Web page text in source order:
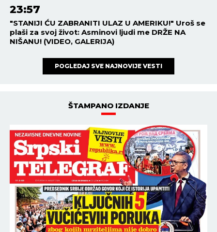
23:57
"STANIJI ĆU ZABRANITI ULAZ U AMERIKU!" Uroš se
plaši za svoj život: Asminovi ljudi me DRŽE NA
NIŠANU! (VIDEO, GALERIJA)
POGLEDAJ SVE NAJNOVIJE VESTI
ŠTAMPANO IZDANJE